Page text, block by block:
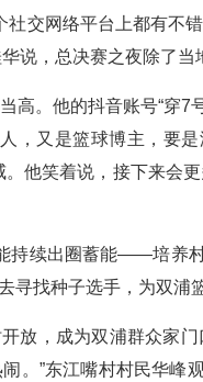
交网络平台上都有不
说，总决赛之夜除了当
。他的抖音账号“穿7
，又是篮球博主，要
他笑着说，接下来会
持续出圈蓄能——培养
找种子选手，为双浦
放，成为双浦群众家
。”东江嘴村村民华峰